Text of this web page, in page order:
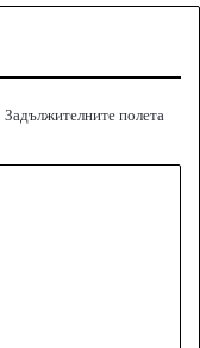
Задължителните полета